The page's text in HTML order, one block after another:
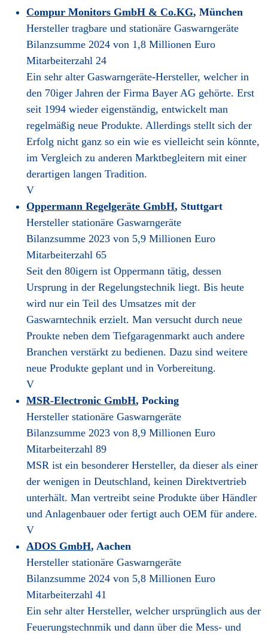
Compur Monitors GmbH & Co.KG, München
Hersteller tragbare und stationäre Gaswarngeräte
Bilanzsumme 2024 von 1,8 Millionen Euro
Mitarbeiterzahl 24
Ein sehr alter Gaswarngeräte-Hersteller, welcher in
den 70iger Jahren der Firma Bayer AG gehörte. Erst
seit 1994 wieder eigenständig, entwickelt man
regelmäßig neue Produkte. Allerdings stellt sich der
Erfolg nicht ganz so ein wie es vielleicht sein könnte,
im Vergleich zu anderen Marktbegleitern mit einer
derartigen langen Tradition.
V
Oppermann Regelgeräte GmbH, Stuttgart
Hersteller stationäre Gaswarngeräte
Bilanzsumme 2023 von 5,9 Millionen Euro
Mitarbeiterzahl 65
Seit den 80igern ist Oppermann tätig, dessen
Ursprung in der Regelungstechnik liegt. Bis heute
wird nur ein Teil des Umsatzes mit der
Gaswarntechnik erzielt. Man versucht durch neue
Proukte neben dem Tiefgaragenmarkt auch andere
Branchen verstärkt zu bedienen. Dazu sind weitere
neue Produkte geplant und in Vorbereitung.
V
MSR-Electronic GmbH, Pocking
Hersteller stationäre Gaswarngeräte
Bilanzsumme 2023 von 8,9 Millionen Euro
Mitarbeiterzahl 89
MSR ist ein besonderer Hersteller, da dieser als einer
der wenigen in Deutschland, keinen Direktvertrieb
unterhält. Man vertreibt seine Produkte über Händler
und Anlagenbauer oder fertigt auch OEM für andere.
V
ADOS GmbH, Aachen
Hersteller stationäre Gaswarngeräte
Bilanzsumme 2024 von 5,8 Millionen Euro
Mitarbeiterzahl 41
Ein sehr alter Hersteller, welcher ursprünglich aus der
Feuerungstechnmik und dann über die Mess- und